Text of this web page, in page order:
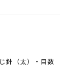
針（太）・目数